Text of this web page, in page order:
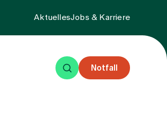
AktuellesJobs & Karriere
Notfall